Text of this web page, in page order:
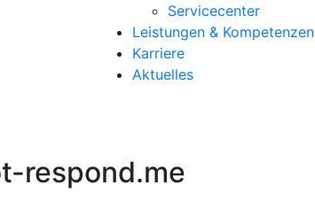
Servicecenter
Leistungen & Kompetenzen
Karriere
Aktuelles
respond.me